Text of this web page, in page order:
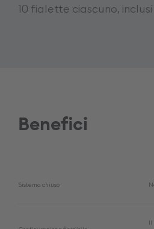
10 fialette ciascuno,
Benefici
Sistema chiuso
Il